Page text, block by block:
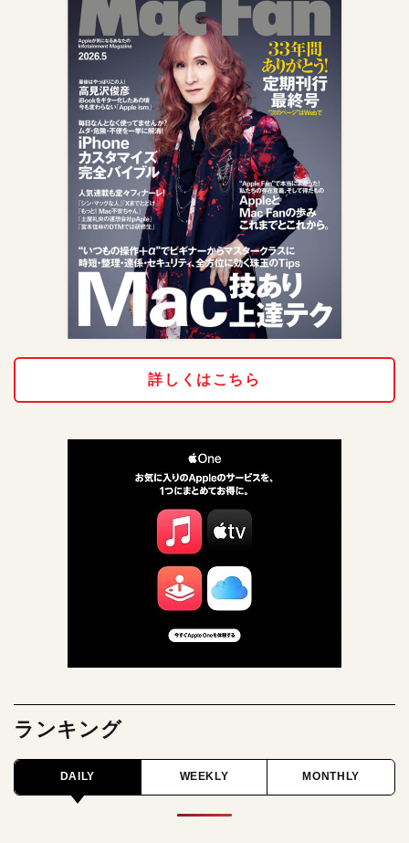
詳しくはこちら
ランキング
DAILY WEEKLY MONTHLY